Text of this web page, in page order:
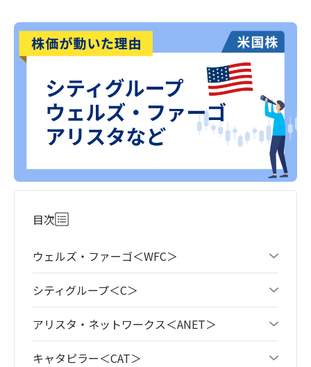
目次
ウェルズ・ファーゴ＜WFC＞
シティグループ＜C＞
アリスタ・ネットワークス＜ANET＞
キャタピラー＜CAT＞